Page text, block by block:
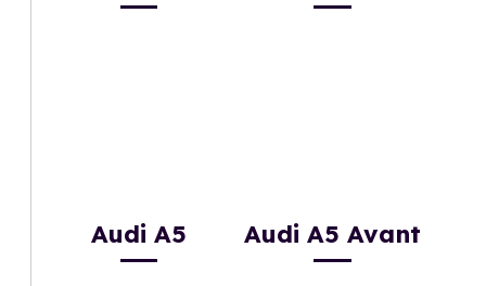
Audi A5 Audi A5 Avant